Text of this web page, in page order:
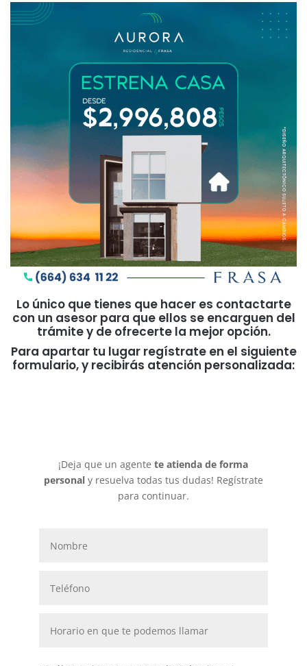
Lo único que tienes que hacer es contactarte
con un asesor para que ellos se encarguen del
trámite y de ofrecerte la mejor opción.
Para apartar tu lugar regístrate en el siguiente
formulario, y recibirás atención personalizada: